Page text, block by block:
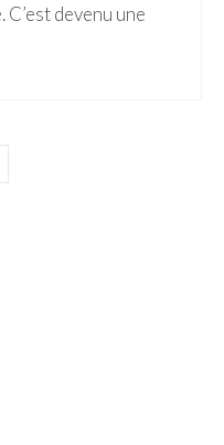
devenu une